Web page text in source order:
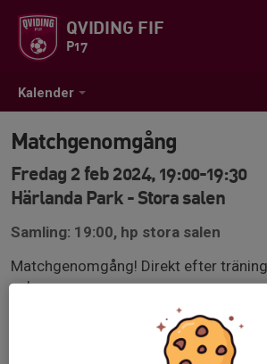
Kalender
QVIDING FIF
P17
Matchgenomgång
Fredag 2 feb 2024, 19:00-19:30
Härlanda Park - Stora salen
Samling: 19:00, hp stora salen
Matchgenomgång! Direkt efter
salen.